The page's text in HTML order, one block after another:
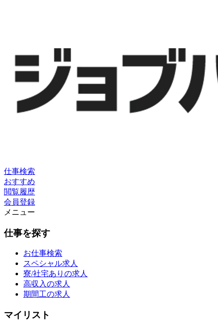
仕事検索
おすすめ
閲覧履歴
会員登録
メニュー
仕事を探す
お仕事検索
スペシャル求人
寮/社宅ありの求人
高収入の求人
期間工の求人
マイリスト